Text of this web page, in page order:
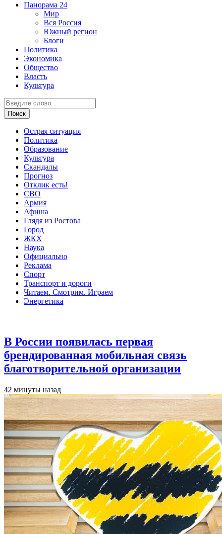
Панорама 24
Мир
Вся Россия
Южный регион
Блоги
Политика
Экономика
Общество
Власть
Культура
Острая ситуация
Политика
Образование
Культура
Скандалы
Прогноз
Отклик есть!
СВО
Армия
Афиша
Глядя из Ростова
Город
ЖКХ
Наука
Официально
Реклама
Спорт
Транспорт и дороги
Читаем. Смотрим. Играем
Энергетика
В России появилась первая
брендированная мобильная связь
благотворительной организации
42 минуты назад